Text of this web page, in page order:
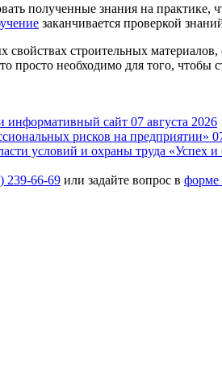
полученные знания на
заканчивается проверкой
свойствах строительных
необходимо для того, чтобы
информативный сайт 07 августа 2026
рисков на предприятии»
условий и охраны труда «Успех и
239-66-69 или задайте вопрос в форме